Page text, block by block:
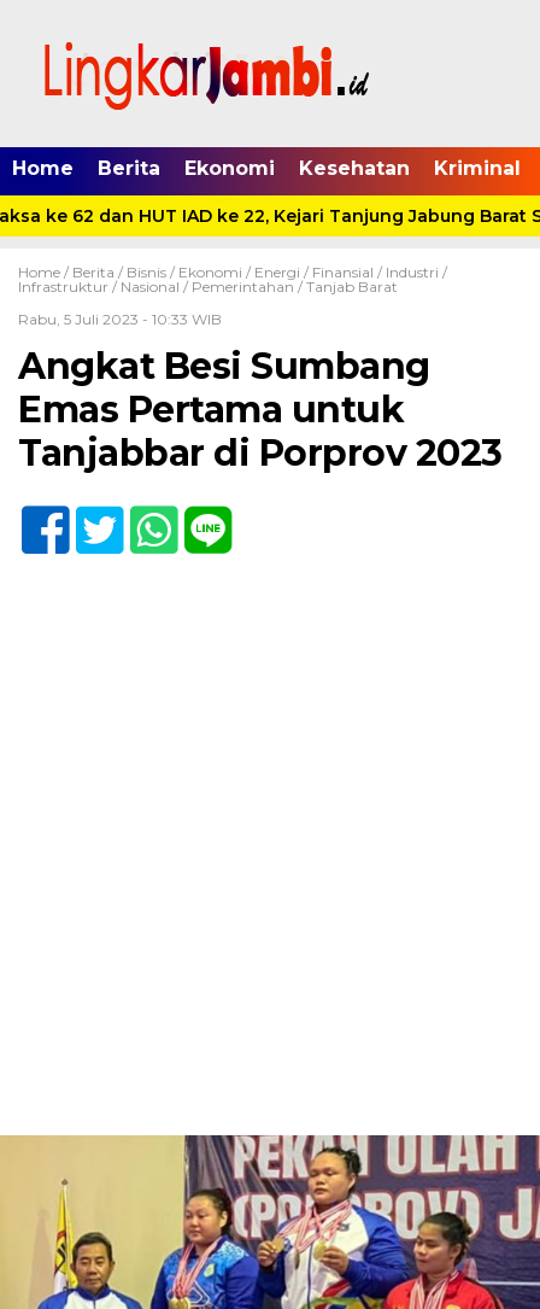
Home Berita Ekonomi Kesehatan Kriminal
ke 62 dan HUT IAD ke 22, Kejari Tanjung Jabung Barat
Home / Berita / Bisnis / Ekonomi / Energi / Finansial / Industri /
Infrastruktur / Nasional / Pemerintahan / Tanjab Barat
Rabu, 5 Juli 2023 - 10:33 WIB
Angkat Besi Sumbang
Emas Pertama untuk
Tanjabbar di Porprov 2023